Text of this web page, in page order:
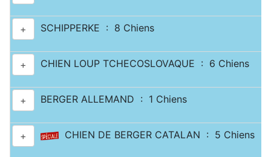
+ SCHIPPERKE : 8 Chiens
+ CHIEN LOUP TCHECOSLOVAQUE : 6 Chiens
+ BERGER ALLEMAND : 1 Chiens
+ CHIEN DE BERGER CATALAN : 5 Chiens